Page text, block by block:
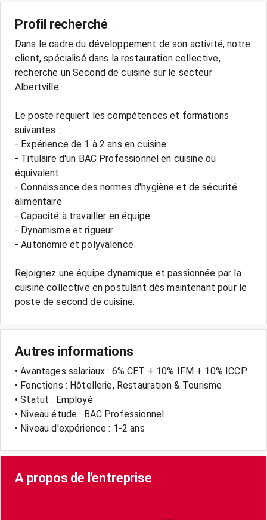
Profil recherché
Dans le cadre du développement de son activité, notre
client, spécialisé dans la restauration collective,
recherche un Second de cuisine sur le secteur
Albertville.
Le poste requiert les compétences et formations
suivantes :
- Expérience de 1 à 2 ans en cuisine
- Titulaire d'un BAC Professionnel en cuisine ou
équivalent
- Connaissance des normes d'hygiène et de sécurité
alimentaire
- Capacité à travailler en équipe
- Dynamisme et rigueur
- Autonomie et polyvalence
Rejoignez une équipe dynamique et passionnée par la
cuisine collective en postulant dès maintenant pour le
Autres informations
• Avantages salariaux : 6% CET + 10% IFM + 10% ICCP
• Fonctions : Hôtellerie, Restauration & Tourisme
• Statut : Employé
• Niveau étude : BAC Professionnel
• Niveau d'expérience : 1-2 ans
A propos de l'entreprise